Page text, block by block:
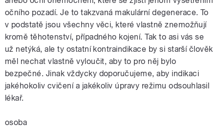
očního pozadí. Je to takzvaná makulární degenerace. To
v podstatě jsou všechny věci, které vlastně znemožňují
kromě těhotenství, případného kojení. Tak to asi vás se
už netýká, ale ty ostatní kontraindikace by si starší člověk
měl nechat vlastně vyloučit, aby to pro něj bylo
bezpečné. Jinak vždycky doporučujeme, aby indikaci
jakéhokoliv cvičení a jakékoliv úpravy režimu odsouhlasil
lékař.
osoba